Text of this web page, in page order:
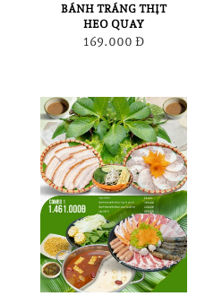
BÁNH TRÁNG THỊT
HEO QUAY
169.000 Đ